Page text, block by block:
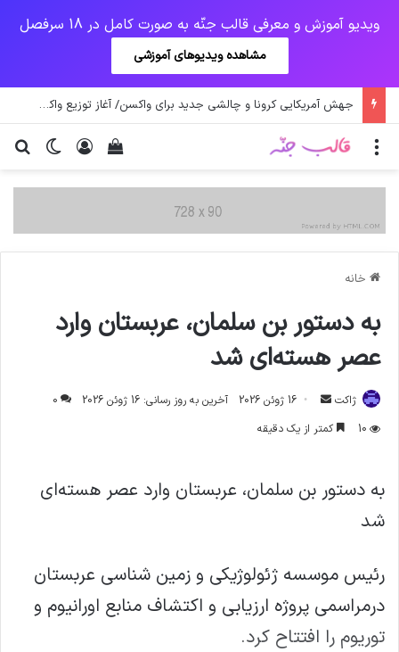
ویدیو آموزش و معرفی قالب جنّه به صورت کامل در 18 سرفصل
مشاهده ویدیوهای آموزشی
جهش آمریکایی کرونا و چالشی جدید برای واکسن/ آغاز توزیع واکسن از سوی اتحادیه کوواکس
تغییر ورود
دیدن سبد خرید منو
خانه
به دستور بن سلمان، عربستان وارد
عصر هسته‌ای شد
ژاکت
ارسال
ایمیل
16 ژوئن 2026 آخرین به روز رسانی: 16 ژوئن 2026
0
10
کمتر از یک دقیقه
به دستور بن سلمان، عربستان وارد عصر هسته‌ای
شد
رئیس موسسه ژئولوژیکی و زمین شناسی عربستان
درمراسمی پروژه ارزیابی و اکتشاف منابع اورانیوم و
توریوم را افتتاح کرد.